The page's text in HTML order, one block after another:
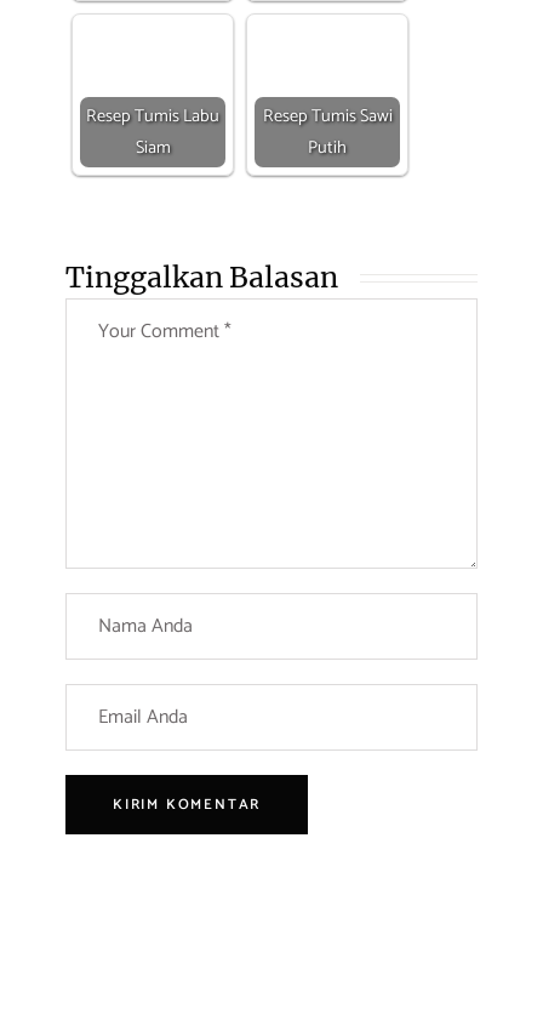
Resep Tumis Labu
Siam
Resep Tumis Sawi
Putih
Tinggalkan Balasan